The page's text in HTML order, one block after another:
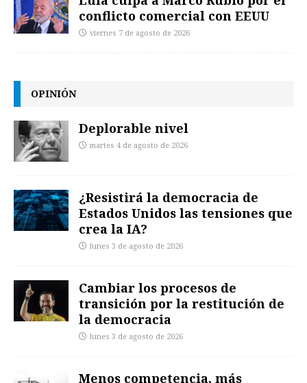
conflicto comercial con EEUU
viernes 7 de agosto de 2026
OPINIÓN
Deplorable nivel
martes 4 de agosto de 2026
¿Resistirá la democracia de
Estados Unidos las tensiones que
crea la IA?
lunes 3 de agosto de 2026
Cambiar los procesos de
transición por la restitución de
la democracia
lunes 3 de agosto de 2026
Menos competencia, más